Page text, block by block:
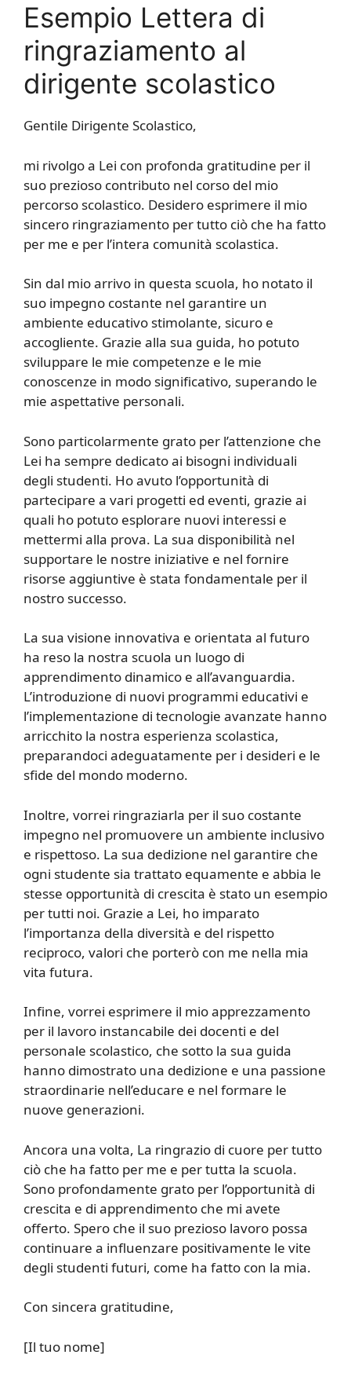
Esempio Lettera di
ringraziamento al
dirigente scolastico
Gentile Dirigente Scolastico,
mi rivolgo a Lei con profonda gratitudine per il
suo prezioso contributo nel corso del mio
percorso scolastico. Desidero esprimere il mio
sincero ringraziamento per tutto ciò che ha fatto
per me e per l’intera comunità scolastica.
Sin dal mio arrivo in questa scuola, ho notato il
suo impegno costante nel garantire un
ambiente educativo stimolante, sicuro e
accogliente. Grazie alla sua guida, ho potuto
sviluppare le mie competenze e le mie
conoscenze in modo significativo, superando le
mie aspettative personali.
Sono particolarmente grato per l’attenzione che
Lei ha sempre dedicato ai bisogni individuali
degli studenti. Ho avuto l’opportunità di
partecipare a vari progetti ed eventi, grazie ai
quali ho potuto esplorare nuovi interessi e
mettermi alla prova. La sua disponibilità nel
supportare le nostre iniziative e nel fornire
risorse aggiuntive è stata fondamentale per il
nostro successo.
La sua visione innovativa e orientata al futuro
ha reso la nostra scuola un luogo di
apprendimento dinamico e all’avanguardia.
L’introduzione di nuovi programmi educativi e
l’implementazione di tecnologie avanzate hanno
arricchito la nostra esperienza scolastica,
preparandoci adeguatamente per i desideri e le
sfide del mondo moderno.
Inoltre, vorrei ringraziarla per il suo costante
impegno nel promuovere un ambiente inclusivo
e rispettoso. La sua dedizione nel garantire che
ogni studente sia trattato equamente e abbia le
stesse opportunità di crescita è stato un esempio
per tutti noi. Grazie a Lei, ho imparato
l’importanza della diversità e del rispetto
reciproco, valori che porterò con me nella mia
vita futura.
Infine, vorrei esprimere il mio apprezzamento
per il lavoro instancabile dei docenti e del
personale scolastico, che sotto la sua guida
hanno dimostrato una dedizione e una passione
straordinarie nell’educare e nel formare le
nuove generazioni.
Ancora una volta, La ringrazio di cuore per tutto
ciò che ha fatto per me e per tutta la scuola.
Sono profondamente grato per l’opportunità di
crescita e di apprendimento che mi avete
offerto. Spero che il suo prezioso lavoro possa
continuare a influenzare positivamente le vite
degli studenti futuri, come ha fatto con la mia.
Con sincera gratitudine,
[Il tuo nome]